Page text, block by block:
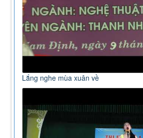
Lắng nghe mùa xuân về